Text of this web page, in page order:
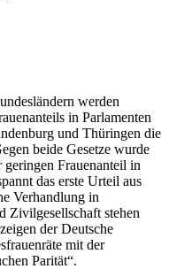
werden
in Parlamenten
und Thüringen die
beide Gesetze wurde
geringen Frauenanteil in
das erste Urteil aus
Verhandlung in
Zivilgesellschaft stehen
der Deutsche
mit der
Parität“.